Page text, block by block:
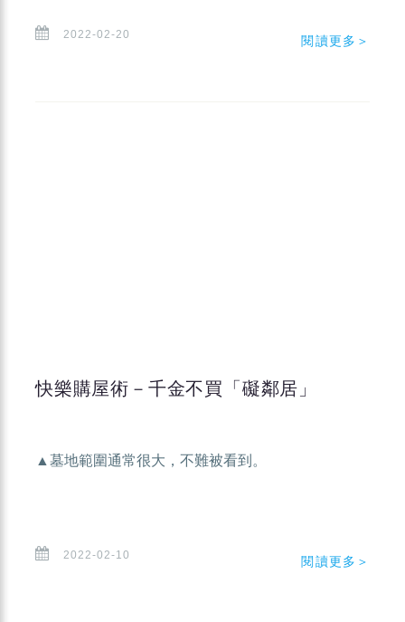
2022-02-20 閱讀更多＞
快樂購屋術－千金不買「礙鄰居」
▲墓地範圍通常很大，不難被看到。
2022-02-10 閱讀更多＞